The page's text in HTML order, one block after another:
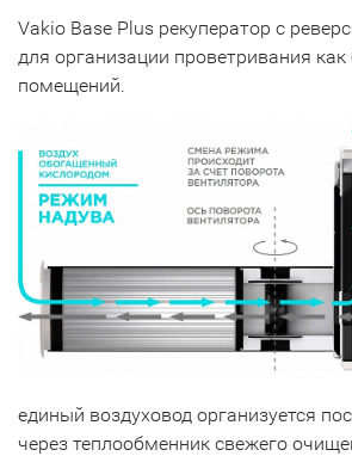
Vakio Base Plus рекуператор с
для организации проветривания
помещений.
единый воздуховод организуется
через теплообменник свежего